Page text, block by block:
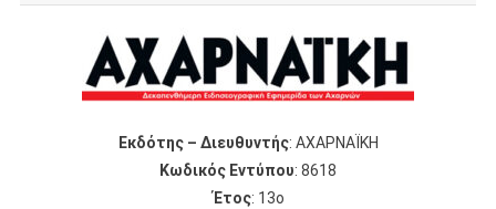
Εκδότης – Διευθυντής: ΑΧΑΡΝΑΪΚΗ
Κωδικός Εντύπου: 8618
Έτος: 13ο